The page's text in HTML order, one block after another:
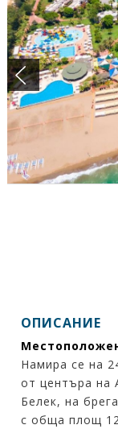
ЛИЦЕНЗ И
ПОДАРЪЧЕН
БАНКОВИ
ИСКАМ ДА
КОНТАКТИ
ОПИСАНИЕ
Намира се на
от центъра на
Белек, на
с обща площ